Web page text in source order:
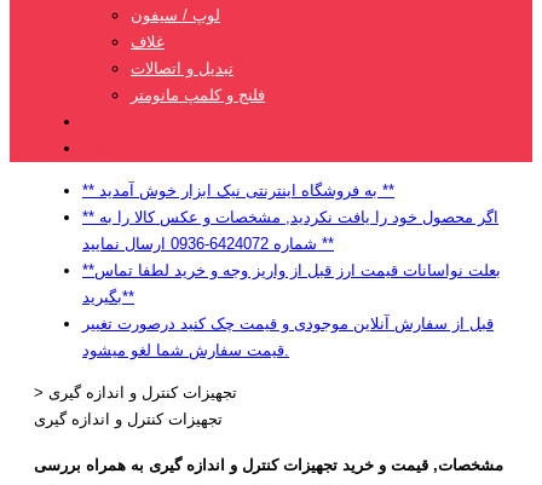
لوپ / سیفون
غلاف
تبدیل و اتصالات
فلنج و کلمپ مانومتر
** به فروشگاه اینترنتی نیک ابزار خوش آمدید **
** اگر محصول خود را یافت نکردید, مشخصات و عکس کالا را به
شماره 6424072-0936 ارسال نمایید **
**بعلت نواسانات قیمت ارز قبل از واریز وجه و خرید لطفا تماس
بگیرید**
قبل از سفارش آنلاین موجودی و قیمت چک کنید درصورت تغییر
قیمت سفارش شما لغو میشود.
> تجهیزات کنترل و اندازه گیری
تجهیزات کنترل و اندازه گیری
مشخصات, قیمت و خرید تجهیزات کنترل و اندازه گیری به همراه بررسی